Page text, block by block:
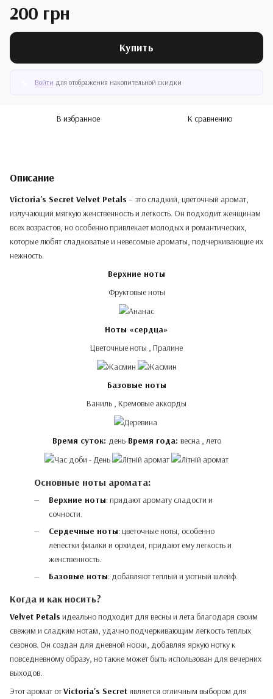
200 грн
Купить
Войти для отображения накопительной скидки
В избранное К сравнению
Описание
Victoria's Secret Velvet Petals – это сладкий, цветочный аромат,
излучающий мягкую женственность и легкость. Он подходит женщинам
всех возрастов, но особенно привлекает молодых и романтических,
которые любят сладковатые и невесомые ароматы, подчеркивающие их
нежность.
Верхние ноты
Фруктовые ноты
Ноты «сердца»
Цветочные ноты , Пралине
Базовые ноты
Ваниль , Кремовые аккорды
Время суток: деньВремя года: весна , лето
Основные ноты аромата:
Верхние ноты: придают аромату сладости и
сочности.
Сердечные ноты: цветочные ноты, особенно
лепестки фиалки и орхидеи, придают ему легкость и
женственность.
Базовые ноты: добавляют теплый и уютный шлейф.
Когда и как носить?
Velvet Petals идеально подходит для весны и лета благодаря своим
свежим и сладким нотам, удачно подчеркивающим легкость теплых
сезонов. Он создан для дневной носки, добавляя яркую нотку к
повседневному образу, но также может быть использован для вечерних
выходов.
Этот аромат отVictoria's Secret является отличным выбором для